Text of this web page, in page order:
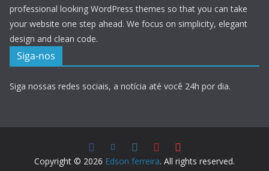
professional looking WordPress themes so that you can take
your website one step ahead. We focus on simplicity, elegant
design and clean code.
Siga-nos
Siga nossas redes sociais, a notícia até você 24h por dia.
Copyright © 2026 Edson ferreira. All rights reserved.